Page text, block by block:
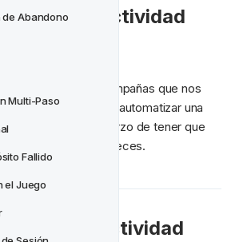
Abandono
Multi-Paso
Fallido
el Juego
una Actividad
o campañas que nos
forma recurrente. Al automatizar una
tiempo y esfuerzo de tener que
actividad múltiples veces.
una Actividad